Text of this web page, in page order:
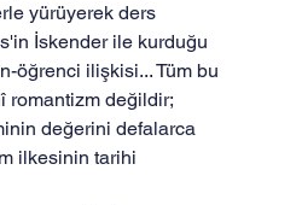
yürüyerek ders
İskender ile kurduğu
öğrenci ilişkisi... Tüm bu
romantizm değildir;
değerini defalarca
ilkesinin tarihi